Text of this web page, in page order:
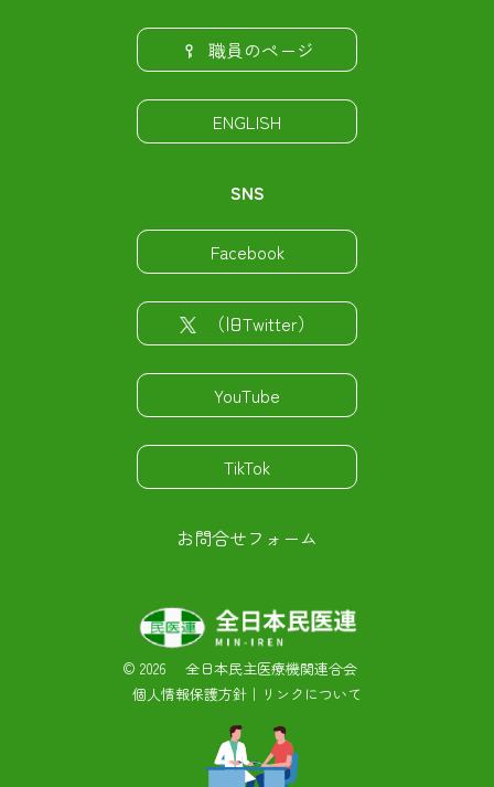
職員のページ
ENGLISH
SNS
Facebook
（旧Twitter）
YouTube
TikTok
お問合せフォーム
© 2026 全日本民主医療機関連合会
個人情報保護方針 ｜ リンクについて